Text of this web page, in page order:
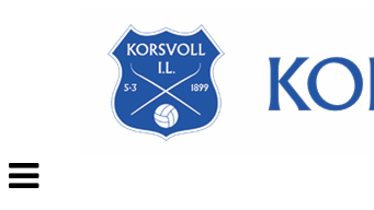
Veksle
navigasjon